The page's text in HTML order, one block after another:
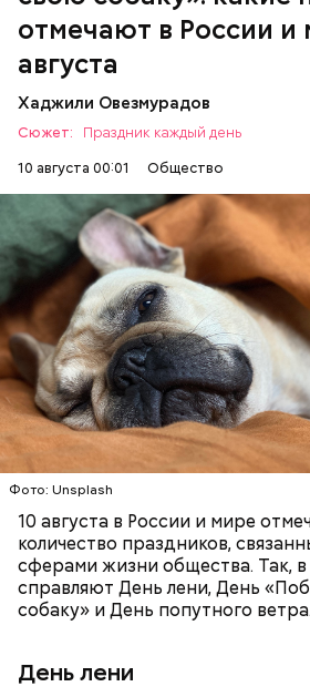
отмечают в России и
августа
Хаджили Овезмурадов
Сюжет:
Праздник каждый день
10 августа 00:01
Общество
Фото: Unsplash
10 августа в России и мире
количество праздников,
сферами жизни общества. Так, в
справляют День лени, День
собаку» и День попутного ветра.
День лени
День лени отмечается в США с
важности отдыха и заботы о
следует провести пассивно.
подольше на диване, кровати
Посмотреть фильм, послушать
неторопливо о чем-то
принять ванну, сходить на
помедитировать или заняться
ПРАЗДНИКИ МОРЕ
СОБАКИ
ЛЕНЬ